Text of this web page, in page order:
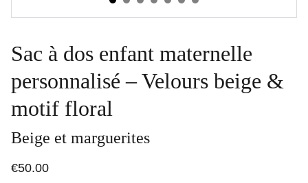
Sac à dos enfant maternelle
personnalisé – Velours beige &
motif floral
Beige et marguerites
€50.00